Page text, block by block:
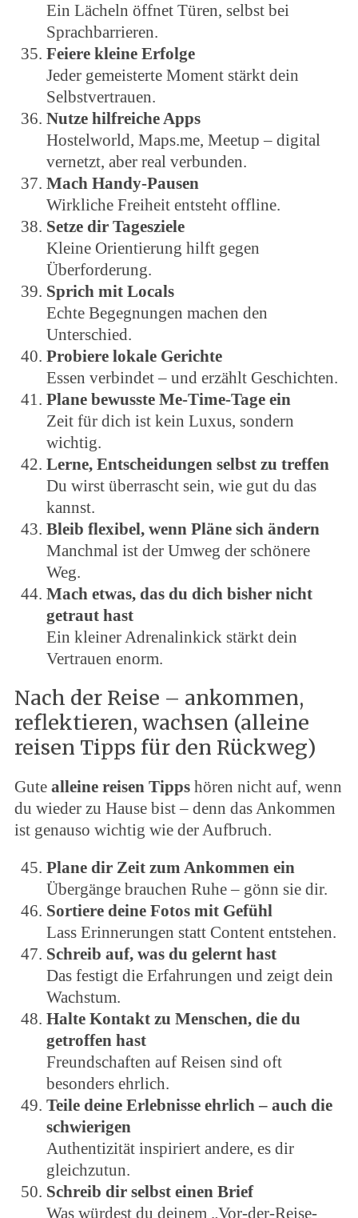
Ein Lächeln öffnet Türen, selbst bei
Sprachbarrieren.
Feiere kleine Erfolge
Jeder gemeisterte Moment stärkt dein
Selbstvertrauen.
Nutze hilfreiche Apps
Hostelworld, Maps.me, Meetup – digital
vernetzt, aber real verbunden.
Mach Handy-Pausen
Wirkliche Freiheit entsteht offline.
Setze dir Tagesziele
Kleine Orientierung hilft gegen
Überforderung.
Sprich mit Locals
Echte Begegnungen machen den
Unterschied.
Probiere lokale Gerichte
Essen verbindet – und erzählt Geschichten.
Plane bewusste Me-Time-Tage ein
Zeit für dich ist kein Luxus, sondern
wichtig.
Lerne, Entscheidungen selbst zu treffen
Du wirst überrascht sein, wie gut du das
kannst.
Bleib flexibel, wenn Pläne sich ändern
Manchmal ist der Umweg der schönere
Weg.
Mach etwas, das du dich bisher nicht
getraut hast
Ein kleiner Adrenalinkick stärkt dein
Vertrauen enorm.
Nach der Reise – ankommen,
reflektieren, wachsen (alleine
reisen Tipps für den Rückweg)
Gute alleine reisen Tippshören nicht auf, wenn
du wieder zu Hause bist – denn das Ankommen
ist genauso wichtig wie der Aufbruch.
Plane dir Zeit zum Ankommen ein
Übergänge brauchen Ruhe – gönn sie dir.
Sortiere deine Fotos mit Gefühl
Lass Erinnerungen statt Content entstehen.
Schreib auf, was du gelernt hast
Das festigt die Erfahrungen und zeigt dein
Wachstum.
Halte Kontakt zu Menschen, die du
getroffen hast
Freundschaften auf Reisen sind oft
besonders ehrlich.
Teile deine Erlebnisse ehrlich – auch die
schwierigen
Authentizität inspiriert andere, es dir
gleichzutun.
Schreib dir selbst einen Brief
Was würdest du deinem „Vor-der-Reise-